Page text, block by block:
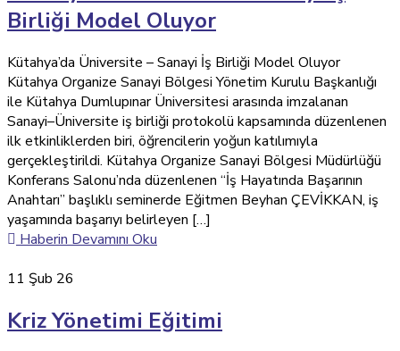
Birliği Model Oluyor
Kütahya’da Üniversite – Sanayi İş Birliği Model Oluyor
Kütahya Organize Sanayi Bölgesi Yönetim Kurulu Başkanlığı
ile Kütahya Dumlupınar Üniversitesi arasında imzalanan
Sanayi–Üniversite iş birliği protokolü kapsamında düzenlenen
ilk etkinliklerden biri, öğrencilerin yoğun katılımıyla
gerçekleştirildi. Kütahya Organize Sanayi Bölgesi Müdürlüğü
Konferans Salonu’nda düzenlenen “İş Hayatında Başarının
Anahtarı” başlıklı seminerde Eğitmen Beyhan ÇEVİKKAN, iş
yaşamında başarıyı belirleyen […]
Haberin Devamını Oku
11 Şub 26
Kriz Yönetimi Eğitimi